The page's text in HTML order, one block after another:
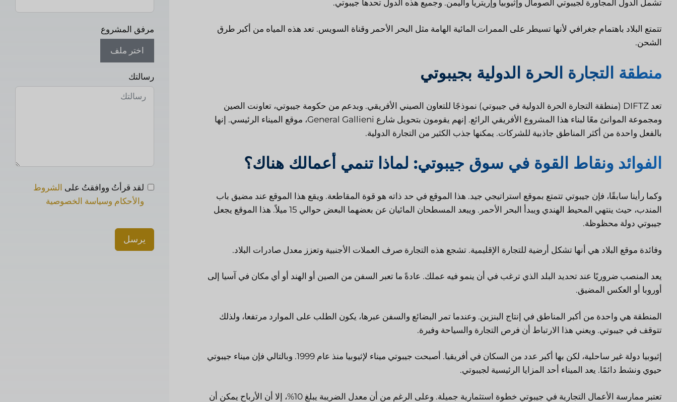
تشمل الدول المجاورة لجيبوتي الصومال وإثيوبيا وإريتريا واليمن. وجميع هذه الدول تحدها جيبوتي.
تتمتع البلاد باهتمام جغرافي لأنها تسيطر على الممرات المائية الهامة مثل البحر الأحمر وقناة السويس. تعد هذه المياه من أكبر طرق
الشحن.
منطقة التجارة الحرة الدولية بجيبوتي
تعد DIFTZ (منطقة التجارة الحرة الدولية في جيبوتي) نموذجًا للتعاون الصيني الأفريقي. وبدعم من حكومة جيبوتي، تعاونت الصين
ومجموعة الموانئ معًا لبناء هذا المشروع الأفريقي الرائع. إنهم يقومون بتحويل شارع General Gallieni، موقع الميناء الرئيسي. إنها
بالفعل واحدة من أكثر المناطق جاذبية للشركات. يمكنها جذب الكثير من التجارة الدولية.
الفوائد ونقاط القوة في سوق جيبوتي: لماذا تنمي أعمالك هناك؟
وكما رأينا سابقًا، فإن جيبوتي تتمتع بموقع استراتيجي جيد. هذا الموقع في حد ذاته هو قوة المقاطعة. ويقع هذا الموقع عند مضيق باب
المندب، حيث ينتهي المحيط الهندي ويبدأ البحر الأحمر. ويبعد المسطحان المائيان عن بعضهما البعض حوالي 15 ميلاً. هذا الموقع يجعل
جيبوتي دولة محظوظة.
وفائدة موقع البلاد هي أنها تشكل أرضية للتجارة الإقليمية. تشجع هذه التجارة صرف العملات الأجنبية وتعزز معدل صادرات البلاد.
يعد المنصب ضروريًا عند تحديد البلد الذي ترغب في أن ينمو فيه عملك. عادةً ما تعبر السفن من الصين أو الهند أو أي مكان في آسيا إلى
أوروبا أو العكس المضيق.
المنطقة هي واحدة من أكبر المناطق في إنتاج البنزين. وعندما تمر البضائع والسفن عبرها، يكون الطلب على الموارد مرتفعا، ولذلك
تتوقف في جيبوتي. ويعني هذا الارتباط أن فرص التجارة والسياحة وفيرة.
إثيوبيا دولة غير ساحلية، لكن بها أكبر عدد من السكان في أفريقيا. أصبحت جيبوتي ميناء لإثيوبيا منذ عام 1999. وبالتالي فإن ميناء جيبوتي
حيوي ونشط دائمًا. يعد الميناء أحد المزايا الرئيسية لجيبوتي.
تعتبر ممارسة الأعمال التجارية في جيبوتي خطوة استثمارية جميلة. وعلى الرغم من أن معدل الضريبة يبلغ 10%، إلا أن الأرباح يمكن أن
مرفق المشروع
اختر ملف
رسالتك
لقد قرأتُ ووافقتُ على الشروط
والأحكام وسياسة الخصوصية
يرسل